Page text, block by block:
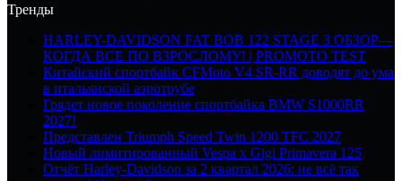
Тренды
HARLEY-DAVIDSON FAT BOB 122 STAGE 3 ОБЗОР—
КОГДА ВСЕ ПО ВЗРОСЛОМУ! | PROMOTO TEST
Китайский спортбайк CFMoto V4 SR-RR доводят до ума
в итальянской аэротрубе
Грядет новое поколение спортбайка BMW S1000RR
2027!
Представлен Triumph Speed Twin 1200 TFC 2027
Новый лимитированный Vespa x Gigi Primavera 125
Отчёт Harley-Davidson за 2 квартал 2026: не всё так